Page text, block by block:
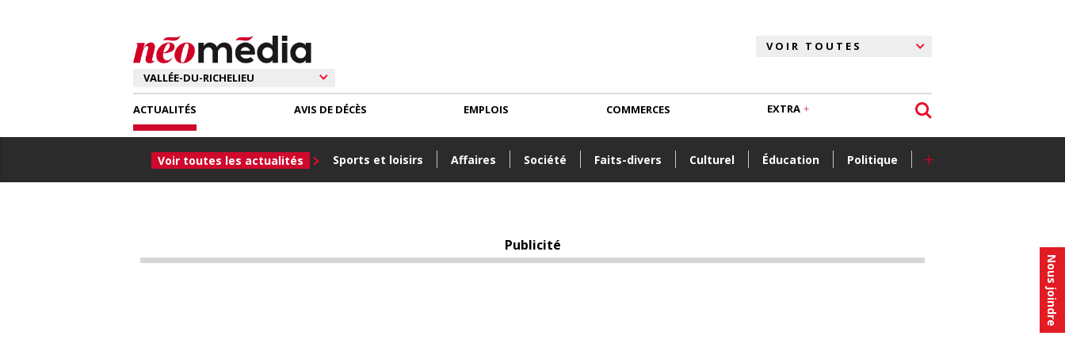
Nous joindre
ACTUALITÉS
Voir toutes les actualités Sports et loisirs Affaires Société Faits-divers Culturel Éducation Politique +
AVIS DE DÉCÈS EMPLOIS COMMERCES EXTRA
Publicité